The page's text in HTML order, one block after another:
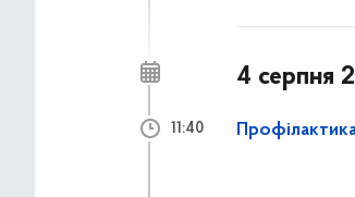
4 серпня
11:40